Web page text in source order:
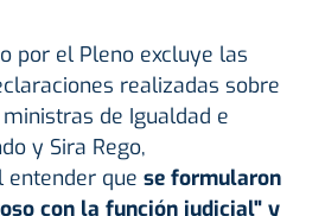
por el Pleno excluye las
realizadas sobre
de Igualdad e
y Sira Rego,
entender que se formularon
con la función judicial" y